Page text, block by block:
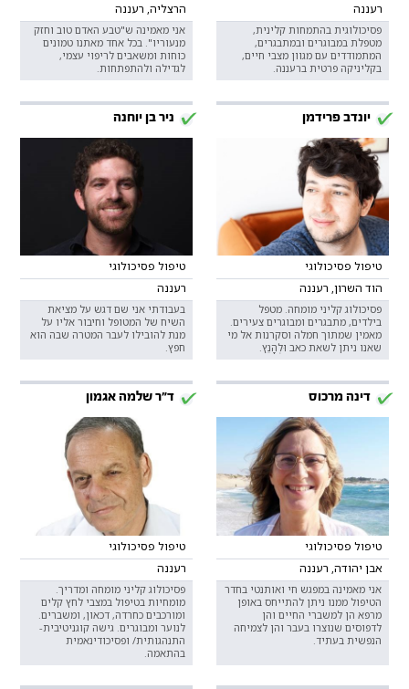
רעננה
פסיכולוגית בהתמחות קלינית,
מטפלת במבוגרים ובמתבגרים,
המתמודדים עם מגוון מצבי חיים,
בקליניקה פרטית ברעננה.
הרצליה, רעננה
אני מאמינה ש"טבע האדם טוב וחזק
מנעוריו". בכל אחד מאתנו טמונים
כוחות ומשאבים לריפוי עצמי,
לגדילה ולהתפתחות.
יונדב פרידמן
טיפול פסיכולוגי
הוד השרון, רעננה
פסיכולוג קליני מומחה. מטפל
בילדים, מתבגרים ומבוגרים צעירים.
מאמין שמתוך חמלה וסקרנות אל מי
שאנו ניתן לשאת כאב וּלְהָנֵץ.
ניר בן יוחנה
טיפול פסיכולוגי
רעננה
בעבודתי אני שם דגש על מציאת
השיח של המטופל וחיבור אליו על
מנת להובילו לעבר המטרה שבה הוא
חפץ.
דינה מרכוס
טיפול פסיכולוגי
אבן יהודה, רעננה
אני מאמינה במפגש חי ואותנטי בחדר
הטיפול ממנו ניתן להתייחס באופן
מרפא הן למשברי החיים והן
לדפוסים שנוצרו בעבר והן לצמיחה
הנפשית בעתיד.
ד"ר שלמה אגמון
טיפול פסיכולוגי
רעננה
פסיכולוג קליני מומחה ומדריך.
מומחיות בטיפול במצבי לחץ קלים
ומורכבים כחרדה, דכאון, ומשברים.
לנוער ומבוגרים. גישה קוגניטיבית-
התנהגותית/ ופסיכודינאמית
בהתאמה.